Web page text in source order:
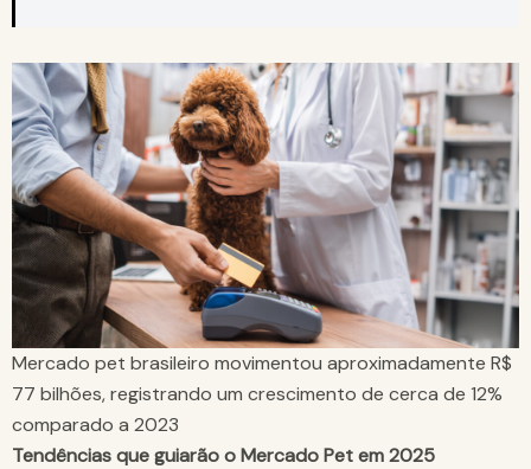
Mercado pet brasileiro movimentou aproximadamente R$
77 bilhões, registrando um crescimento de cerca de 12%
comparado a 2023
Tendências que guiarão o Mercado Pet em 2025